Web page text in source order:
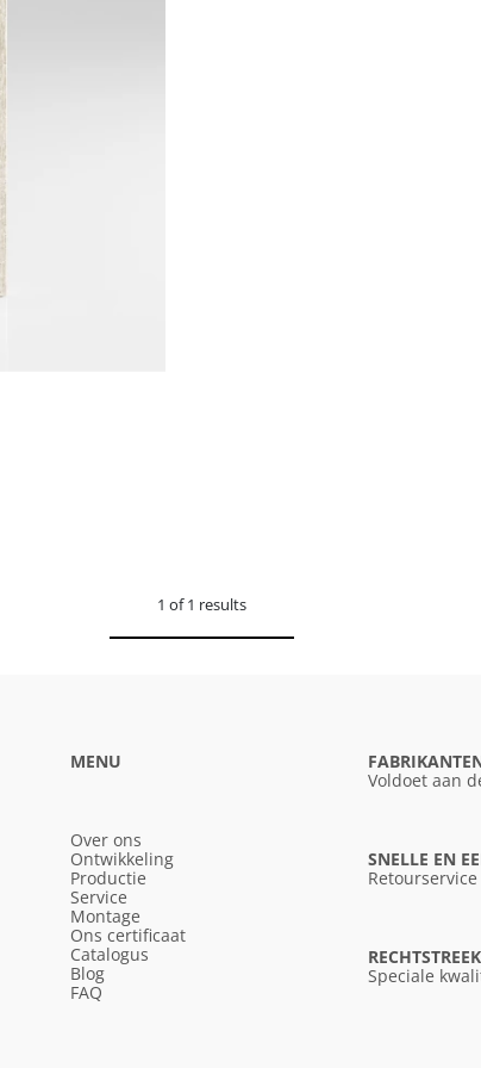
1 of 1 results
MENU
Over ons
Ontwikkeling
Productie
Service
Montage
Ons certificaat
Catalogus
Blog
FAQ
Voldoet aan
SNELLE EN
Retourservice
Speciale